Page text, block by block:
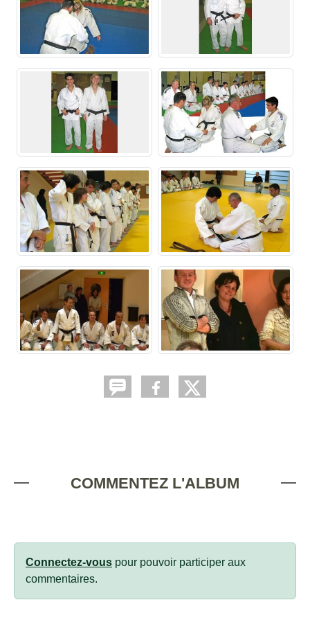
COMMENTEZ L'ALBUM
Connectez-vous pour pouvoir participer aux
commentaires.